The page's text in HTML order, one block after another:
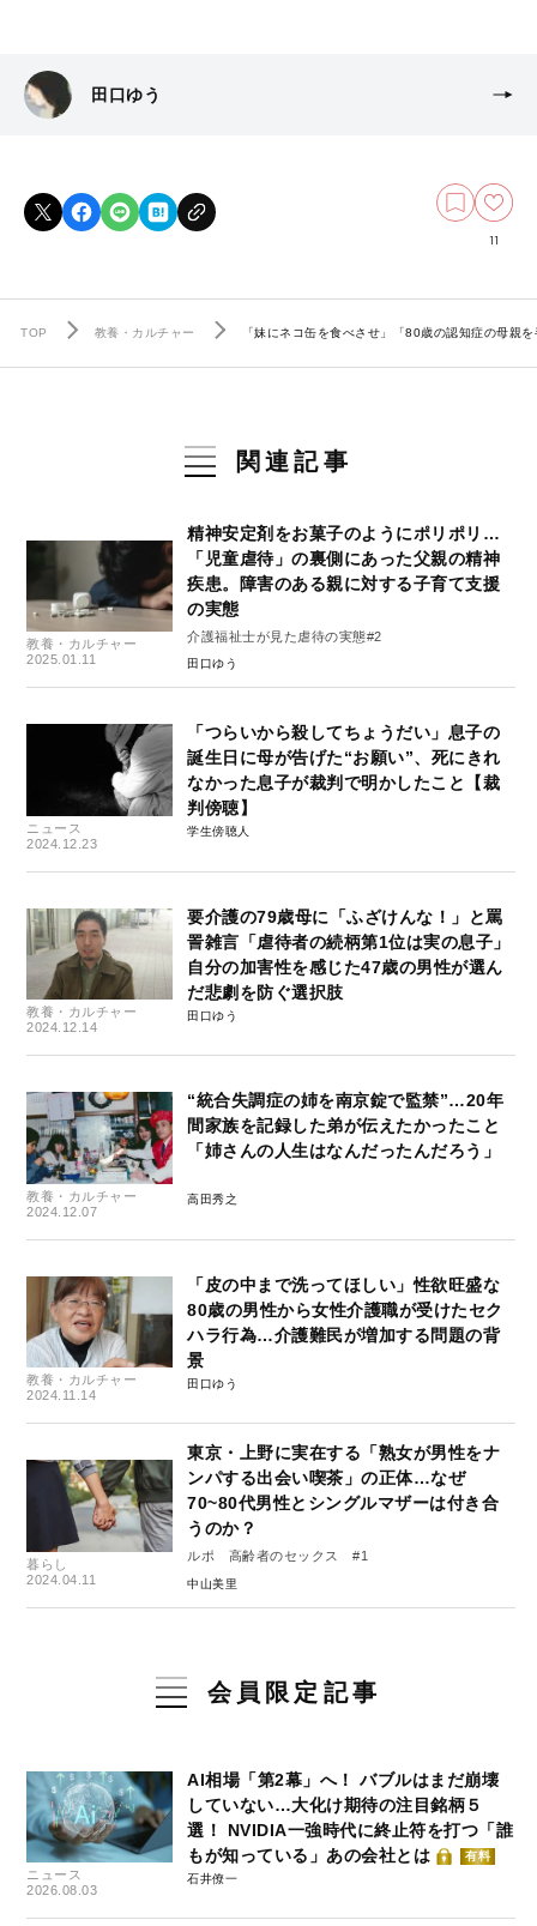
田口ゆう
11
TOP 教養・カルチャー 「妹にネコ缶を食べさせ」「80歳の認知症の母親
関連記事
教養・カルチャー
2025.01.11
精神安定剤をお菓子のようにポリポリ…
「児童虐待」の裏側にあった父親の精神
疾患。障害のある親に対する子育て支援
の実態
介護福祉士が見た虐待の実態#2
田口ゆう
ニュース
2024.12.23
「つらいから殺してちょうだい」息子の
誕生日に母が告げた“お願い”、死にきれ
なかった息子が裁判で明かしたこと【裁
判傍聴】
学生傍聴人
教養・カルチャー
2024.12.14
要介護の79歳母に「ふざけんな！」と罵
詈雑言「虐待者の続柄第1位は実の息子」
自分の加害性を感じた47歳の男性が選ん
だ悲劇を防ぐ選択肢
田口ゆう
教養・カルチャー
2024.12.07
“統合失調症の姉を南京錠で監禁”…20年
間家族を記録した弟が伝えたかったこと
「姉さんの人生はなんだったんだろう」
高田秀之
教養・カルチャー
2024.11.14
「皮の中まで洗ってほしい」性欲旺盛な
80歳の男性から女性介護職が受けたセク
ハラ行為…介護難民が増加する問題の背
景
田口ゆう
暮らし
2024.04.11
東京・上野に実在する「熟女が男性をナ
ンパする出会い喫茶」の正体…なぜ
70~80代男性とシングルマザーは付き合
うのか？
ルポ 高齢者のセックス #1
中山美里
会員限定記事
ニュース
2026.08.03
AI相場「第2幕」へ！ バブルはまだ崩壊
していない…大化け期待の注目銘柄５
選！ NVIDIA一強時代に終止符を打つ「誰
もが知っている」あの会社とは
有料
石井僚一